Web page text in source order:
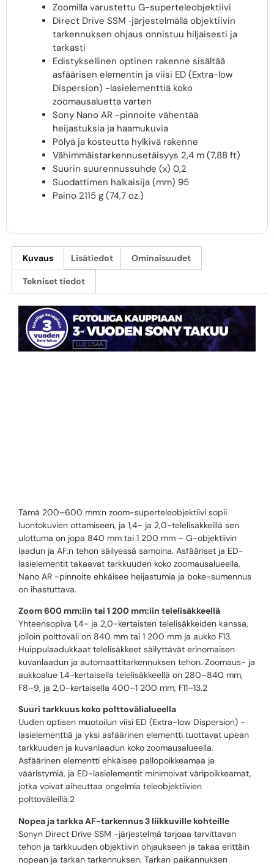
Zoomilla varustettu G-superteleobjektiivi
Direct Drive SSM ‑järjestelmällä objektiivin
tarkennuksen ohjaus onnistuu hiljaisesti ja
tarkasti
Edistyksellinen optinen rakenne sisältää
asfäärisen elementin ja viisi ED (Extra-low
Dispersion) -lasielementtiä koko
zoomausaluetta varten
Sony Nano AR -pinnoite vähentää
heijastuksia ja haamukuvia
Pölyä ja kosteutta hylkivä rakenne
Vähimmäistarkennusetäisyys 2,4 m (7,88 ft)
Suurin suurennussuhde (x) 0,2
Suodattimen halkaisija (mm) 95
Paino 2115 g (74,7 oz.)
Kuvaus Lisätiedot Ominaisuudet
Tekniset tiedot
Tämä 200–600 mm:n zoom-superteleobjektiivi sopii
luontokuvien ottamiseen, ja 1,4- ja 2,0-telelisäkkeillä sen
ulottuma on jopa 840 mm tai 1 200 mm – G-objektiivin
laadun ja AF:n tehon säilyessä samoina. Asfääriset ja ED-
lasielementit takaavat tarkkuuden koko zoomausalueella,
Nano AR -pinnoite ehkäisee heijastumia ja boke-sumennus
on ihastuttava.
Zoom 600 mm:iin tai 1 200 mm:iin telelisäkkeellä
Yhteensopiva 1,4- ja 2,0-kertaisten telelisäkkeiden kanssa,
jolloin polttoväli on 840 mm tai 1 200 mm ja aukko F13.
Huippulaadukkaat telelisäkkeet säilyttävät erinomaisen
kuvanlaadun ja automaattitarkennuksen tehon. Zoomaus- ja
aukkoalue 1,4-kertaisella telelisäkkeellä on 280–840 mm,
F8–9, ja 2,0-kertaisella 400–1 200 mm, F11–13.2
Suuri tarkkuus koko polttovälialueella
Uuden optisen muotoilun viisi ED (Extra-low Dispersion) -
lasielementtiä ja yksi asfäärinen elementti tuottavat upean
tarkkuuden ja kuvanlaadun koko zoomausalueella.
Asfäärinen elementti ehkäisee pallopoikkeamaa ja
vääristymiä, ja ED-lasielementit minimoivat väripoikkeamat,
jotka voivat aiheuttaa ongelmia teleobjektiivien
polttoväleillä.2
Nopea ja tarkka AF-tarkennus 3 liikkuville kohteille
Sonyn Direct Drive SSM -järjestelmä tarjoaa tarvittavan
tehon ja tarkkuuden objektiivin ohjaukseen ja takaa erittäin
nopean ja tarkan tarkennuksen. Tarkan paikannuksen